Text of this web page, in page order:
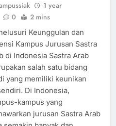
1 year
0 2 mins
Keunggulan dan
Kampus Jurusan Sastra
di Indonesia Sastra Arab
salah satu bidang
yang memiliki keunikan
Di Indonesia,
kampus yang
jurusan Sastra Arab